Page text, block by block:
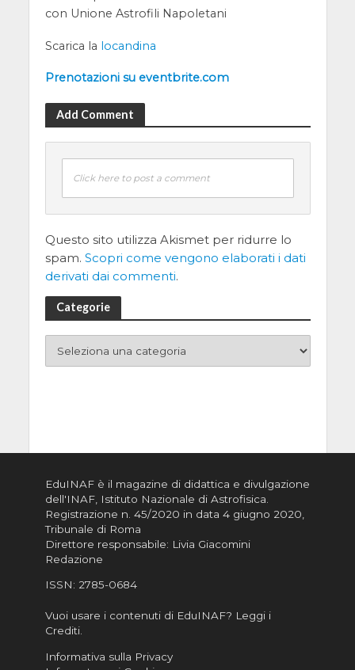
con Unione Astrofili Napoletani
Scarica la locandina
Prenotazioni su eventbrite.com
Add Comment
Click here to post a comment
Questo sito utilizza Akismet per ridurre lo
spam. Scopri come vengono elaborati i dati
derivati dai commenti.
Categorie
EduINAF è il magazine di didattica e divulgazione
dell'INAF, Istituto Nazionale di Astrofisica
Registrazione n. 45/2020 in data 4 giugno 2020,
Tribunale di Roma
Direttore responsabile: Livia Giacomini
Redazione
ISSN: 2785-0684
Vuoi usare i contenuti di EduINAF? Leggi i
Crediti.
Informativa sulla Privacy